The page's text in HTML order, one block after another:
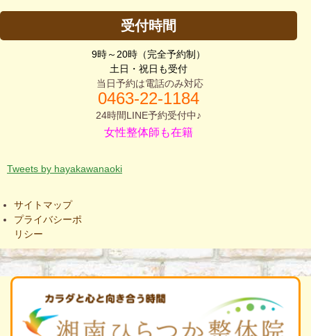
受付時間
9時～20時（完全予約制）
土日・祝日も受付
当日予約は電話のみ対応
0463-22-1184
24時間LINE予約受付中♪
女性整体師も在籍
Tweets by hayakawanaoki
サイトマップ
プライバシーポ
リシー